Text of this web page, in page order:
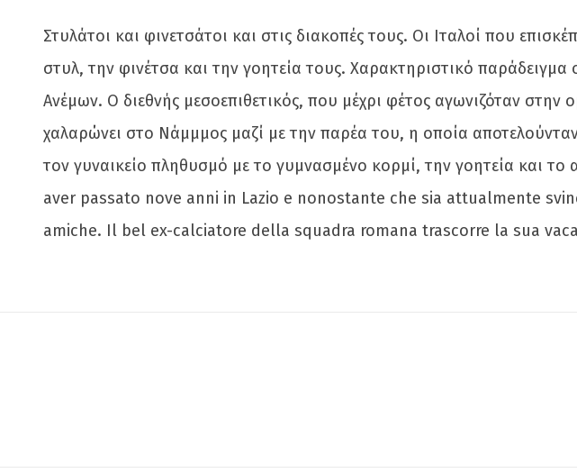
Στυλάτοι και φινετσάτοι και στις διακοπές τους. Οι Ιταλοί που
στυλ, την φινέτσα και την γοητεία τους. Χαρακτηριστικό
Ανέμων. Ο διεθνής μεσοεπιθετικός, που μέχρι φέτος αγωνιζόταν
χαλαρώνει στο Νάμμμος μαζί με την παρέα του, η οποία
τον γυναικείο πληθυσμό με το γυμνασμένο κορμί, την γοητεία και
aver passato nove anni in Lazio e nonostante che sia attualmente
amiche. Il bel ex-calciatore della squadra romana trascorre la sua